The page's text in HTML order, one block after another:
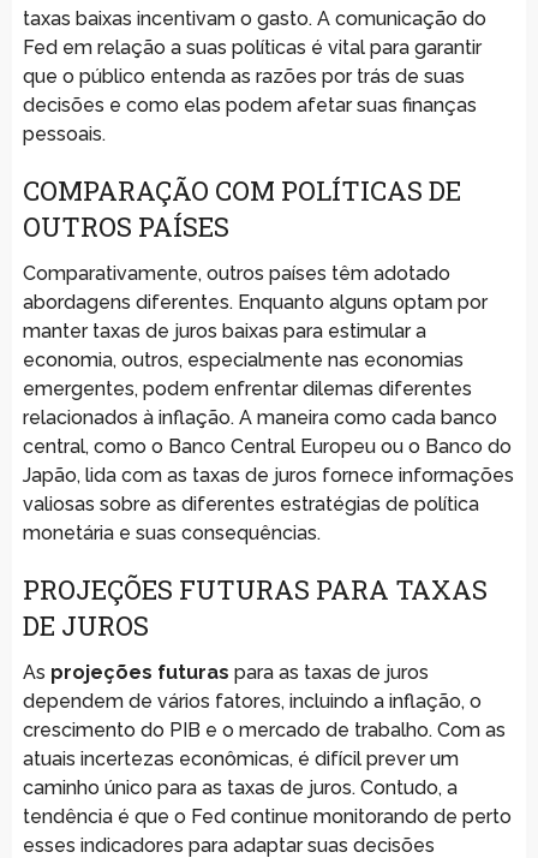
taxas baixas incentivam o gasto. A comunicação do
Fed em relação a suas políticas é vital para garantir
que o público entenda as razões por trás de suas
decisões e como elas podem afetar suas finanças
pessoais.
COMPARAÇÃO COM POLÍTICAS DE
OUTROS PAÍSES
Comparativamente, outros países têm adotado
abordagens diferentes. Enquanto alguns optam por
manter taxas de juros baixas para estimular a
economia, outros, especialmente nas economias
emergentes, podem enfrentar dilemas diferentes
relacionados à inflação. A maneira como cada banco
central, como o Banco Central Europeu ou o Banco do
Japão, lida com as taxas de juros fornece informações
valiosas sobre as diferentes estratégias de política
monetária e suas consequências.
PROJEÇÕES FUTURAS PARA TAXAS
DE JUROS
As projeções futuras para as taxas de juros
dependem de vários fatores, incluindo a inflação, o
crescimento do PIB e o mercado de trabalho. Com as
atuais incertezas econômicas, é difícil prever um
caminho único para as taxas de juros. Contudo, a
tendência é que o Fed continue monitorando de perto
esses indicadores para adaptar suas decisões